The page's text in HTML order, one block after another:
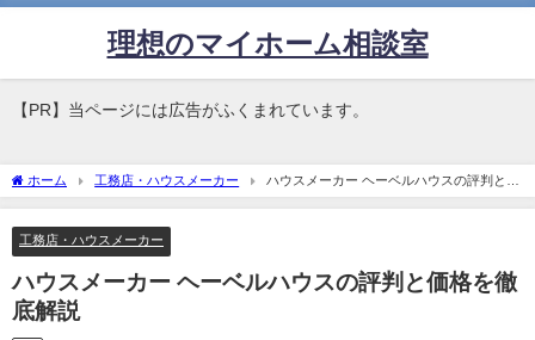
理想のマイホーム相談室
【PR】当ページには広告がふくまれています。
ホーム 工務店・ハウスメーカー
ハウスメーカー ヘーベルハウスの評判と価
格を徹底解説
工務店・ハウスメーカー
ハウスメーカー ヘーベルハウスの評判と価格を徹
底解説